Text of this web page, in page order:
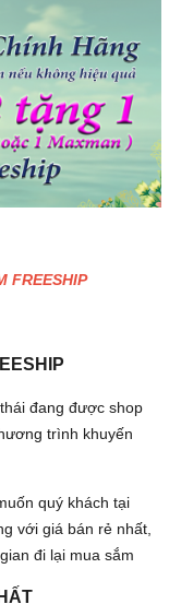
FREESHIP
đang được shop
trình khuyến
quý khách tại
với giá bán rẻ nhất,
đi lại mua sắm